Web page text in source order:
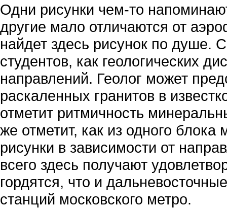
Одни рисунки чем-то
другие мало отличаются от
найдет здесь рисунок по душе.
студентов, как геологических
направлений. Геолог может
раскаленных гранитов в
отметит ритмичность
же отметит, как из одного
рисунки в зависимости от
всего здесь получают
гордятся, что и
станций московского метро.